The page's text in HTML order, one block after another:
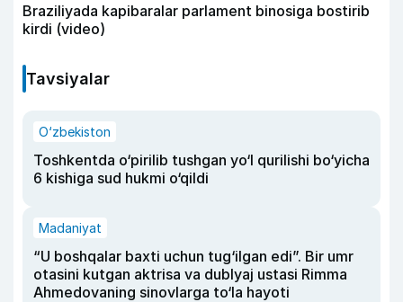
Braziliyada kapibaralar parlament binosiga bostirib
kirdi (video)
Tavsiyalar
O‘zbekiston
Toshkentda o‘pirilib tushgan yo‘l qurilishi bo‘yicha
6 kishiga sud hukmi o‘qildi
Madaniyat
“U boshqalar baxti uchun tug‘ilgan edi”. Bir umr
otasini kutgan aktrisa va dublyaj ustasi Rimma
Ahmedovaning sinovlarga to‘la hayoti